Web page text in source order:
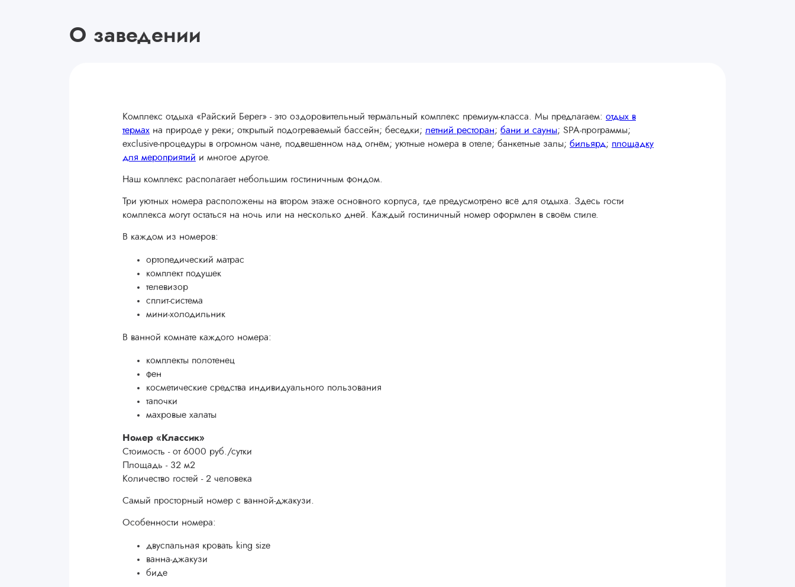
О заведении
Комплекс отдыха «Райский Берег» - это оздоровительный термальный комплекс премиум-класса. Мы предлагаем: отдых в
термах на природе у реки; открытый подогреваемый бассейн; беседки; летний ресторан; бани и сауны; SPA-программы;
exclusive-процедуры в огромном чане, подвешенном над огнём; уютные номера в отеле; банкетные залы; бильярд; площадку
для мероприятий и многое другое.
Наш комплекс располагает небольшим гостиничным фондом.
Три уютных номера расположены на втором этаже основного корпуса, где предусмотрено всё для отдыха. Здесь гости
комплекса могут остаться на ночь или на несколько дней. Каждый гостиничный номер оформлен в своём стиле.
В каждом из номеров:
ортопедический матрас
комплект подушек
телевизор
сплит-система
мини-холодильник
В ванной комнате каждого номера:
комплекты полотенец
фен
косметические средства индивидуального пользования
тапочки
махровые халаты
Номер «Классик»
Стоимость - от 6000 руб./сутки
Площадь - 32 м2
Количество гостей - 2 человека
Самый просторный номер с ванной-джакузи.
Особенности номера:
двуспальная кровать king size
ванна-джакузи
биде